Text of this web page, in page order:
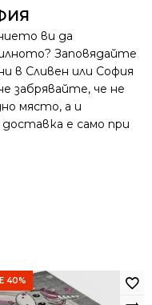
ви да
Заповядайте
в Сливен или София
забрявайте, че не
място, а и
е само при
40%